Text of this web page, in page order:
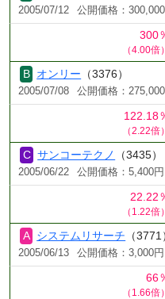
2005/07/12 公開価格：
300
（4.00倍）
オンリー （3376）
2005/07/08 公開価格：
122.18
（2.22倍）
サンコーテクノ （3435）
2005/06/22 公開価格：5,400
22.22
（1.22倍）
システムリサーチ （3771
2005/06/13 公開価格：3,000
66
（1.66倍）